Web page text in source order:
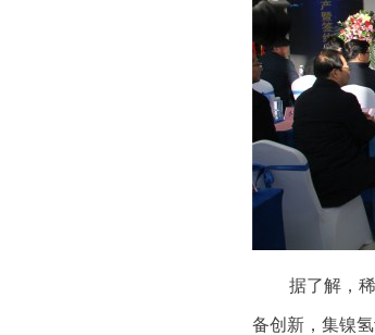
据了解，
备创新，集镍